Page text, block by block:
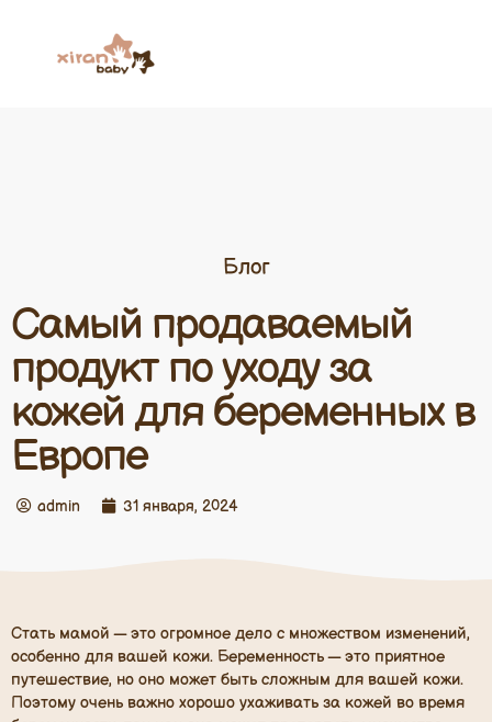
Блог
Самый продаваемый
продукт по уходу за
кожей для беременных в
Европе
admin 31 января, 2024
Стать мамой — это огромное дело с множеством изменений,
особенно для вашей кожи. Беременность — это приятное
путешествие, но оно может быть сложным для вашей кожи.
Поэтому очень важно хорошо ухаживать за кожей во время